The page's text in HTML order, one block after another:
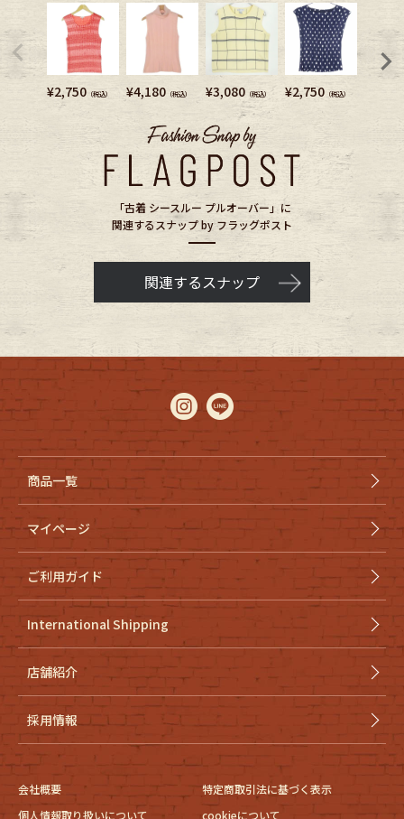
¥2,750 （税込） ¥4,180 （税込） ¥3,080 （税込） ¥2,750 （税込）
「古着 シースルー プルオーバー」に
関連するスナップ by フラッグポスト
関連するスナップ
商品一覧
マイページ
ご利用ガイド
International Shipping
店舗紹介
採用情報
会社概要
特定商取引法に基づく表示
個人情報取り扱いについて
cookieについて